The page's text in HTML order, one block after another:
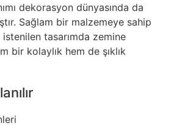
dekorasyon dünyasında da
Sağlam bir malzemeye sahip
istenilen tasarımda zemine
bir kolaylık hem de şıklık